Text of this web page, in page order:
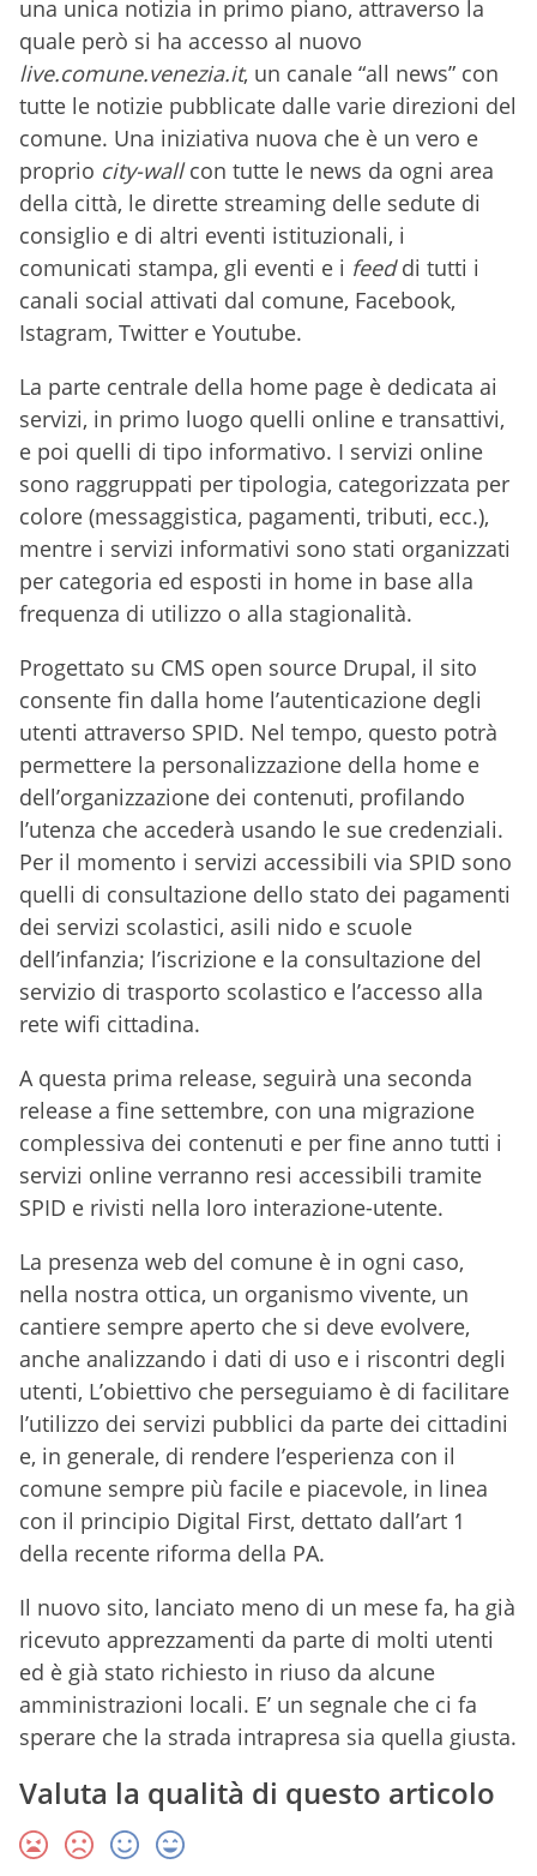
una unica notizia in primo piano, attraverso la
quale però si ha accesso al nuovo
live.comune.venezia.it, un canale “all news” con
tutte le notizie pubblicate dalle varie direzioni del
comune. Una iniziativa nuova che è un vero e
proprio city-wallcon tutte le news da ogni area
della città, le dirette streaming delle sedute di
consiglio e di altri eventi istituzionali, i
comunicati stampa, gli eventi e i feeddi tutti i
canali social attivati dal comune, Facebook,
Istagram, Twitter e Youtube.
La parte centrale della home page è dedicata ai
servizi, in primo luogo quelli online e transattivi,
e poi quelli di tipo informativo. I servizi online
sono raggruppati per tipologia, categorizzata per
colore (messaggistica, pagamenti, tributi, ecc.),
mentre i servizi informativi sono stati organizzati
per categoria ed esposti in home in base alla
frequenza di utilizzo o alla stagionalità.
Progettato su CMS open source Drupal, il sito
consente fin dalla home l’autenticazione degli
utenti attraverso SPID. Nel tempo, questo potrà
permettere la personalizzazione della home e
dell’organizzazione dei contenuti, profilando
l’utenza che accederà usando le sue credenziali.
Per il momento i servizi accessibili via SPID sono
quelli di consultazione dello stato dei pagamenti
dei servizi scolastici, asili nido e scuole
dell’infanzia; l’iscrizione e la consultazione del
servizio di trasporto scolastico e l’accesso alla
rete wifi cittadina.
A questa prima release, seguirà una seconda
release a fine settembre, con una migrazione
complessiva dei contenuti e per fine anno tutti i
servizi online verranno resi accessibili tramite
SPID e rivisti nella loro interazione-utente.
La presenza web del comune è in ogni caso,
nella nostra ottica, un organismo vivente, un
cantiere sempre aperto che si deve evolvere,
anche analizzando i dati di uso e i riscontri degli
utenti, L’obiettivo che perseguiamo è di facilitare
l’utilizzo dei servizi pubblici da parte dei cittadini
e, in generale, di rendere l’esperienza con il
comune sempre più facile e piacevole, in linea
con il principio Digital First, dettato dall’art 1
della recente riforma della PA.
Il nuovo sito, lanciato meno di un mese fa, ha già
ricevuto apprezzamenti da parte di molti utenti
ed è già stato richiesto in riuso da alcune
amministrazioni locali. E’ un segnale che ci fa
sperare che la strada intrapresa sia quella giusta.
Valuta la qualità di questo articolo